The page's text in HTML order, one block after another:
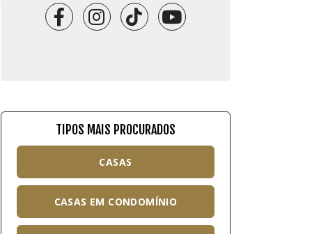
TIPOS MAIS PROCURADOS
CASAS
CASAS EM CONDOMÍNIO